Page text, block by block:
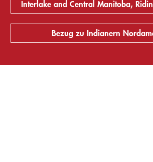
Interlake and Central Manitoba,
Bezug zu Indianern